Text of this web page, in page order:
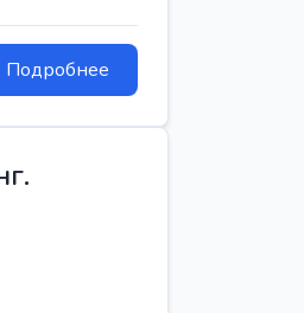
Подробнее